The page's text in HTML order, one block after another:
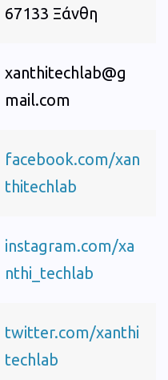
67133 Ξάνθη
xanthitechlab@g
mail.com
facebook.com/xan
thitechlab
instagram.com/xa
nthi_techlab
twitter.com/xanthi
techlab